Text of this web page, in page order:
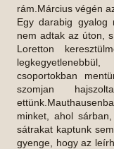
rám.Március végén
Egy darabig gyalog
nem adtak az úton,
Loretton
csoportokban
szomjan
minket, ahol
sátrakat kaptunk
gyenge, hogy az